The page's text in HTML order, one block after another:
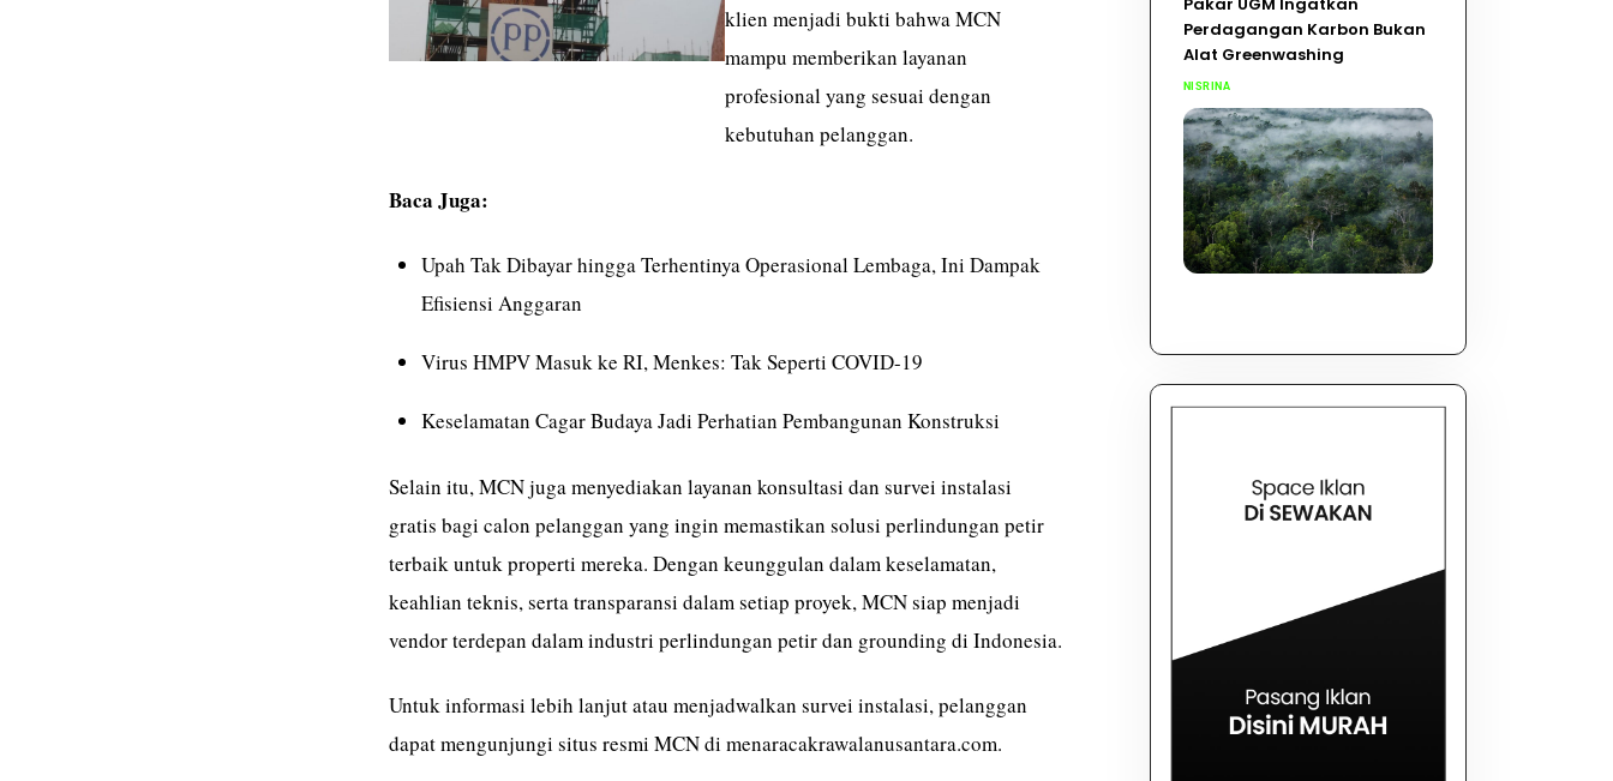
klien menjadi bukti bahwa MCN
mampu memberikan layanan
profesional yang sesuai dengan
kebutuhan pelanggan.
Baca Juga:
Upah Tak Dibayar hingga Terhentinya Operasional Lembaga, Ini Dampak
Efisiensi Anggaran
Virus HMPV Masuk ke RI, Menkes: Tak Seperti COVID-19
Keselamatan Cagar Budaya Jadi Perhatian Pembangunan Konstruksi
Selain itu, MCN juga menyediakan layanan konsultasi dan survei instalasi
gratis bagi calon pelanggan yang ingin memastikan solusi perlindungan petir
terbaik untuk properti mereka. Dengan keunggulan dalam keselamatan,
keahlian teknis, serta transparansi dalam setiap proyek,MCNsiap menjadi
vendor terdepan dalam industri perlindungan petir dan grounding di Indonesia.
Untuk informasi lebih lanjut atau menjadwalkan survei instalasi, pelanggan
dapat mengunjungi situs resmi MCN di menaracakrawalanusantara.com.
Pakar UGM Ingatkan
Perdagangan Karbon Bukan
Alat Greenwashing
NISRINA